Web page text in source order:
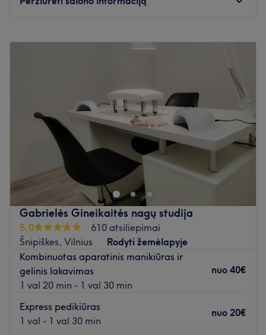
21:00
08:00
08:00
Sekmadienis
08:00 21:00
(6 įėjimas, 3 aukštas, 308 kabinetas)
Atidaryti salono profilį
Gabrielės Gineikaitės nagų studija
5,0
610 atsiliepimai
Šnipiškes, Vilnius
Rodyti žemėlapyje
Kombinuotas aparatinis manikiūras ir
gelinis lakavimas
1 val 20 min - 1 val 30 min
nuo 40€
Express pedikiūras
1 val - 1 val 30 min
nuo 20€